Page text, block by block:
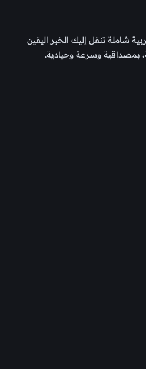
شاملة تنقل إليك الخبر اليقين
بمصداقية وسرعة وحيادية.